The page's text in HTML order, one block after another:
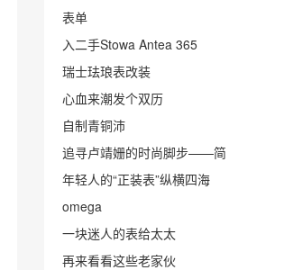
表单
入二手Stowa Antea 365
瑞士珐琅表改装
心血来潮发个双历
自制青铜沛
追寻卢靖姗的时尚脚步——简
年轻人的“正装表”纵横四海
omega
一块迷人的表给太太
再来看看这些老家伙